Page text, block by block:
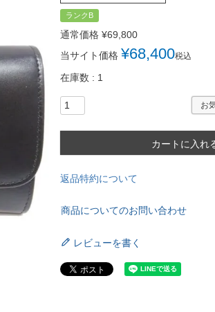
ランクB
通常価格 ¥69,800
当サイト価格 ¥68,400税込
在庫数 1
お
カートに入れ
返品特約について
商品についてのお問い合わせ
レビューを書く